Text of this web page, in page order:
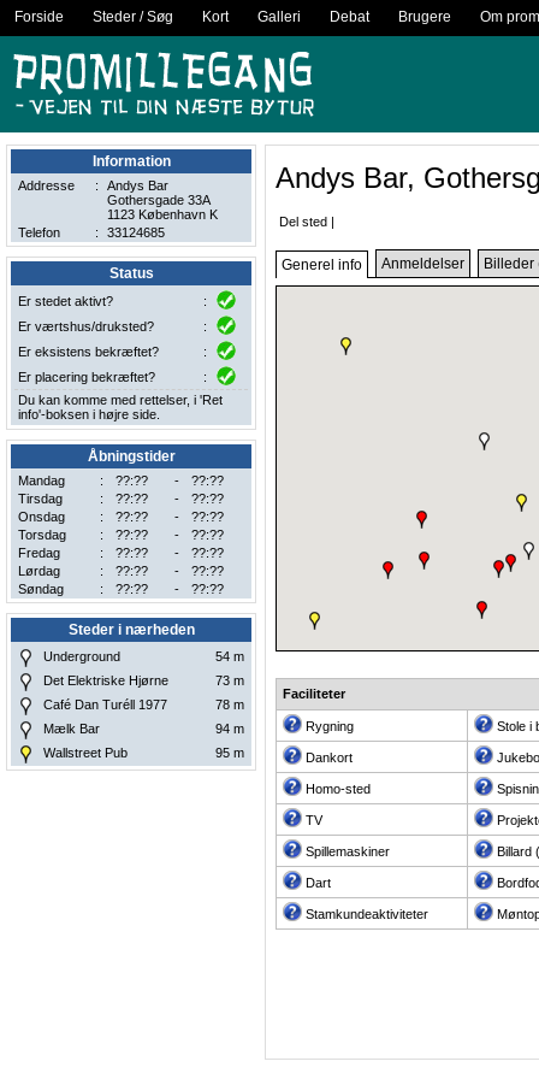
Forside Steder / Søg Kort Galleri Debat Brugere Om
Information
Addresse :
Andys Bar
Gothersgade 33A
1123 København K
Telefon
: 33124685
Status
Er stedet aktivt?
:
Er værtshus/druksted?
:
Er eksistens bekræftet?
:
Er placering bekræftet?
:
Du kan komme med rettelser, i 'Ret
info'-boksen i højre side.
Åbningstider
Mandag : ??:?? -
??:??
Tirsdag
: ??:?? -
??:??
Onsdag
: ??:?? -
??:??
Torsdag
: ??:?? -
??:??
Fredag
: ??:?? -
??:??
Lørdag
: ??:?? -
??:??
Søndag
: ??:?? - ??:??
Steder i nærheden
Underground 54 m
Det Elektriske Hjørne
73 m
Café Dan Turéll 1977
78 m
Mælk Bar
94 m
Wallstreet Pub
95 m
Andys Bar,
Del sted |
Generel info Anmeldelser Billeder
Faciliteter
Rygning Stole i
Dankort
Homo-sted
TV
Spillemaskiner Billard
Dart
Stamkundeaktiviteter